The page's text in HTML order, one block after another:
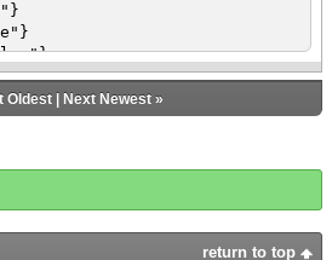
item-ds1, id-field =
= 0,
field},
= true, id-name},
value, domain =
Oldest| Next Newest»
return to top